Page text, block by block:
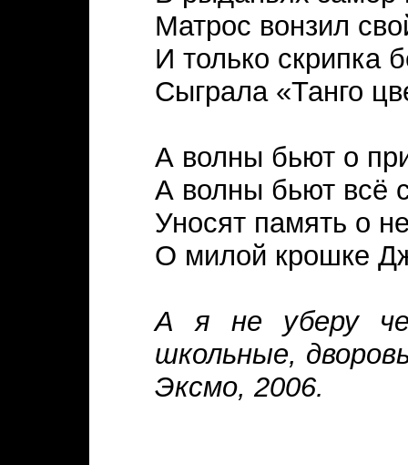
Матрос вонзил
И только скрипка
Сыграла «Танго
А волны бьют о
А волны бьют всё
Уносят память о
О милой крошке
А я не уберу
школьные,
Эксмо, 2006.